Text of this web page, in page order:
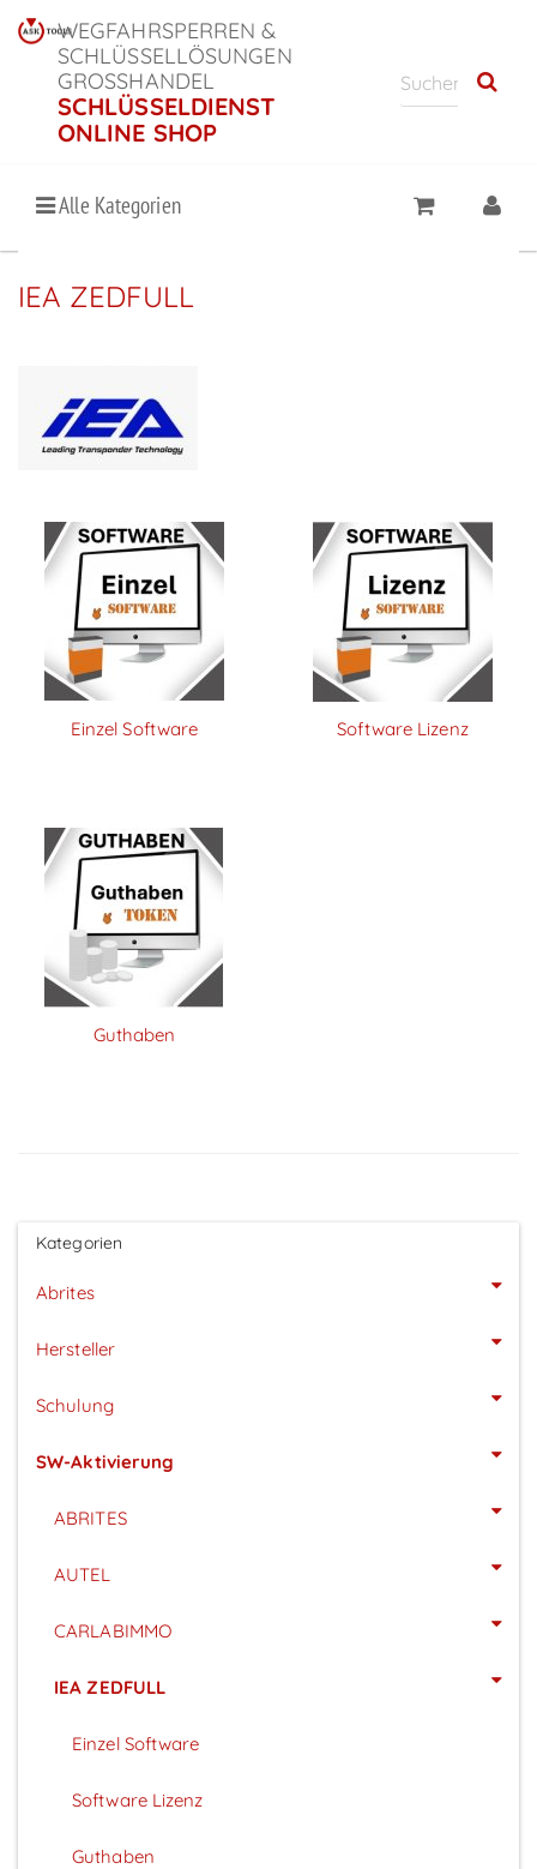
WEGFAHRSPERREN &
SCHLÜSSELLÖSUNGEN
GROSSHANDEL
SCHLÜSSELDIENST
ONLINE SHOP
Alle Kategorien
IEA ZEDFULL
Einzel Software Software Lizenz
Guthaben
Kategorien
Abrites
Hersteller
Schulung
SW-Aktivierung
ABRITES
AUTEL
CARLABIMMO
IEA ZEDFULL
Einzel Software
Software Lizenz
Guthaben